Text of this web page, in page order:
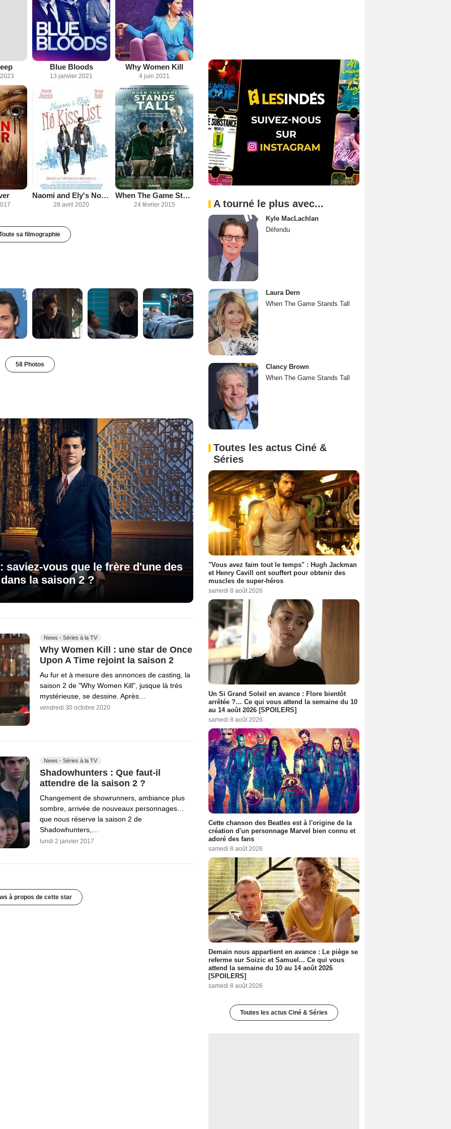
Blue Bloods
13 janvier 2021
Why Women Kill
4 juin 2021
Naomi and Ely's No Kiss List
28 avril 2020
When The Game Stands Tall
24 février 2015
sa filmographie
58 Photos
saviez-vous que le frère d'une des
la saison 2 ?
News - Séries à la TV
Why Women Kill : une star de Once
Upon A Time rejoint la saison 2
Au fur et à mesure des annonces de casting, la
saison 2 de "Why Women Kill", jusque là très
mystérieuse, se dessine. Après…
vendredi 30 octobre 2020
News - Séries à la TV
Shadowhunters : Que faut-il
attendre de la saison 2 ?
Changement de showrunners, ambiance plus
sombre, arrivée de nouveaux personnages…
que nous réserve la saison 2 de
Shadowhunters,…
lundi 2 janvier 2017
à propos de cette star
A tourné le plus avec...
Kyle MacLachlan
Défendu
Laura Dern
When The Game Stands Tall
Clancy Brown
When The Game Stands Tall
Toutes les actus Ciné &
Séries
"Vous avez faim tout le temps" : Hugh Jackman
et Henry Cavill ont souffert pour obtenir des
muscles de super-héros
samedi 8 août 2026
Un Si Grand Soleil en avance : Flore bientôt
arrêtée ?… Ce qui vous attend la semaine du 10
au 14 août 2026 [SPOILERS]
samedi 8 août 2026
Cette chanson des Beatles est à l'origine de la
création d'un personnage Marvel bien connu et
adoré des fans
samedi 8 août 2026
Demain nous appartient en avance : Le piège se
referme sur Soizic et Samuel... Ce qui vous
attend la semaine du 10 au 14 août 2026
[SPOILERS]
samedi 8 août 2026
Toutes les actus Ciné & Séries